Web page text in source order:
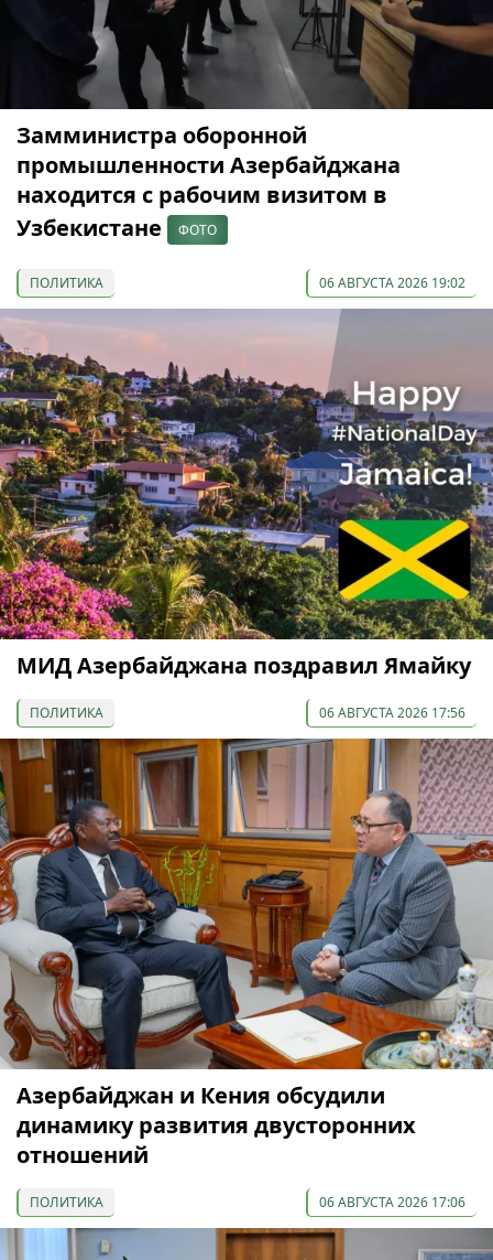
Замминистра оборонной
промышленности Азербайджана
находится с рабочим визитом в
Узбекистане
ФОТО
ПОЛИТИКА 06 АВГУСТА 2026 19:02
МИД Азербайджана поздравил Ямайку
ПОЛИТИКА 06 АВГУСТА 2026 17:56
Азербайджан и Кения обсудили
динамику развития двусторонних
отношений
ПОЛИТИКА 06 АВГУСТА 2026 17:06